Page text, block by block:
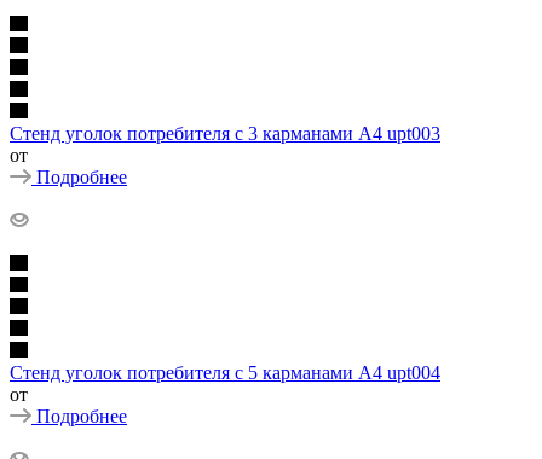
Стенд уголок потребителя с 3 карманами А4 upt003
от
Подробнее
Стенд уголок потребителя с 5 карманами А4 upt004
от
Подробнее